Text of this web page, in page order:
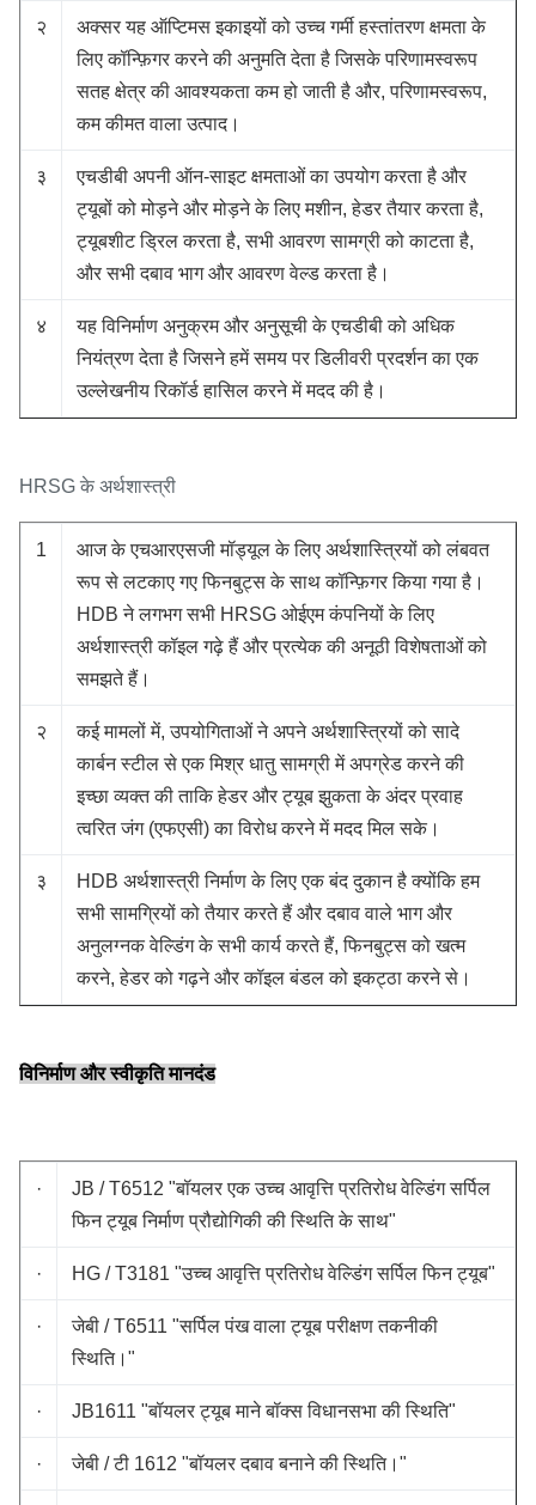
२
अक्सर यह ऑप्टिमस इकाइयों को उच्च गर्मी हस्तांतरण क्षमता के
लिए कॉन्फ़िगर करने की अनुमति देता है जिसके परिणामस्वरूप
सतह क्षेत्र की आवश्यकता कम हो जाती है और, परिणामस्वरूप,
कम कीमत वाला उत्पाद।
३
एचडीबी अपनी ऑन-साइट क्षमताओं का उपयोग करता है और
ट्यूबों को मोड़ने और मोड़ने के लिए मशीन, हेडर तैयार करता है,
ट्यूबशीट ड्रिल करता है, सभी आवरण सामग्री को काटता है,
और सभी दबाव भाग और आवरण वेल्ड करता है।
४
यह विनिर्माण अनुक्रम और अनुसूची के एचडीबी को अधिक
नियंत्रण देता है जिसने हमें समय पर डिलीवरी प्रदर्शन का एक
उल्लेखनीय रिकॉर्ड हासिल करने में मदद की है।
HRSG के अर्थशास्त्री
1
आज के एचआरएसजी मॉड्यूल के लिए अर्थशास्त्रियों को लंबवत
रूप से लटकाए गए फिनबुट्स के साथ कॉन्फ़िगर किया गया है।
HDB ने लगभग सभी HRSG ओईएम कंपनियों के लिए
अर्थशास्त्री कॉइल गढ़े हैं और प्रत्येक की अनूठी विशेषताओं को
समझते हैं।
२
कई मामलों में, उपयोगिताओं ने अपने अर्थशास्त्रियों को सादे
कार्बन स्टील से एक मिश्र धातु सामग्री में अपग्रेड करने की
इच्छा व्यक्त की ताकि हेडर और ट्यूब झुकता के अंदर प्रवाह
त्वरित जंग (एफएसी) का विरोध करने में मदद मिल सके।
३
HDB अर्थशास्त्री निर्माण के लिए एक बंद दुकान है क्योंकि हम
सभी सामग्रियों को तैयार करते हैं और दबाव वाले भाग और
अनुलग्नक वेल्डिंग के सभी कार्य करते हैं, फिनबुट्स को खत्म
करने, हेडर को गढ़ने और कॉइल बंडल को इकट्ठा करने से।
विनिर्माण और स्वीकृति मानदंड
·
JB / T6512 "बॉयलर एक उच्च आवृत्ति प्रतिरोध वेल्डिंग सर्पिल
फिन ट्यूब निर्माण प्रौद्योगिकी की स्थिति के साथ"
· HG / T3181 "उच्च आवृत्ति प्रतिरोध वेल्डिंग सर्पिल फिन ट्यूब"
·
जेबी / T6511 "सर्पिल पंख वाला ट्यूब परीक्षण तकनीकी
स्थिति।"
· JB1611 "बॉयलर ट्यूब माने बॉक्स विधानसभा की स्थिति"
· जेबी / टी 1612 "बॉयलर दबाव बनाने की स्थिति।"